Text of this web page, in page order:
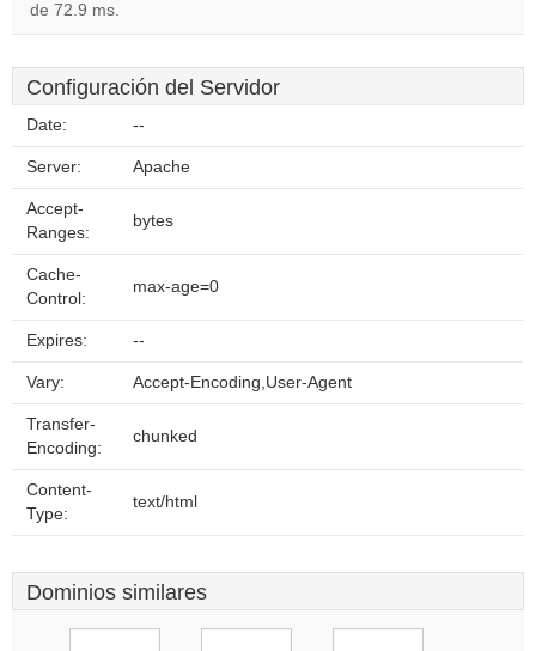
de 72.9 ms.
Configuración del Servidor
Date: --
Server: Apache
Accept-
Ranges:
bytes
Cache-
Control:
max-age=0
Expires: --
Vary: Accept-Encoding,User-Agent
Transfer-
Encoding:
chunked
Content-
Type:
text/html
Dominios similares